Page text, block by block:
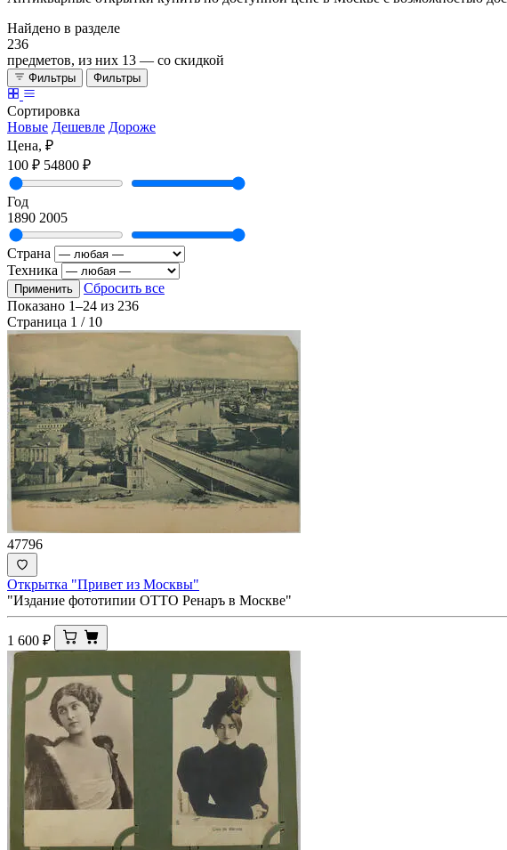
Найдено в разделе
236
предметов, из них 13 — со скидкой
Фильтры Фильтры
Сортировка
Новые Дешевле Дороже
Цена, ₽
100 ₽ 54800 ₽
Год
1890 2005
Страна
Техника
Применить
Сбросить все
Показано 1–24 из 236
Страница 1 / 10
47796
Открытка "Привет из Москвы"
"Издание фототипии ОТТО Ренаръ в Москве"
1 600 ₽